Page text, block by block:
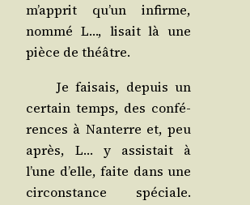
m’ap­prit qu’un infirme,
nom­mé L…, lisait là une
pièce de théâtre.
Je fai­sais, depuis un
cer­tain temps, des confé­
rences à Nan­terre et, peu
après, L… y assis­tait à
l’une d’elle, faite dans une
cir­cons­tance spé­ciale.